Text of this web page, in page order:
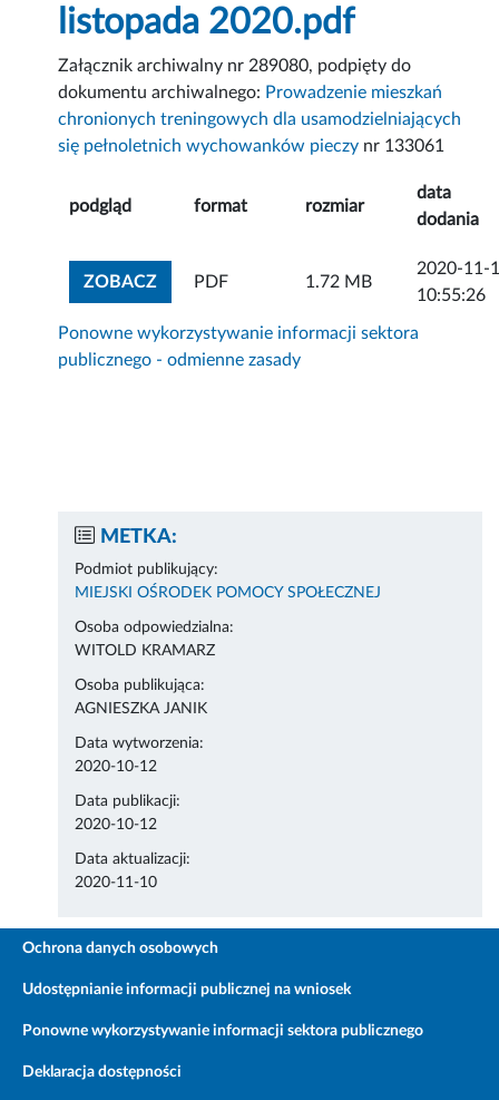
listopada 2020.pdf
Załącznik archiwalny nr 289080, podpięty do
dokumentu archiwalnego: Prowadzenie mieszkań
chronionych treningowych dla usamodzielniających
się pełnoletnich wychowanków pieczy nr 133061
podgląd format rozmiar
data
dodania
ZOBACZZOBACZ ZAŁĄCZNIK
PDF 1.72 MB
2020-11-
10:55:26
Ponowne wykorzystywanie informacji sektora
publicznego - odmienne zasady
METKA:
Podmiot publikujący:
MIEJSKI OŚRODEK POMOCY SPOŁECZNEJ
Osoba odpowiedzialna:
WITOLD KRAMARZ
Osoba publikująca:
AGNIESZKA JANIK
Data wytworzenia:
2020-10-12
Data publikacji:
2020-10-12
Data aktualizacji:
2020-11-10
Ochrona danych osobowych
Udostępnianie informacji publicznej na wniosek
Ponowne wykorzystywanie informacji sektora publicznego
Deklaracja dostępności